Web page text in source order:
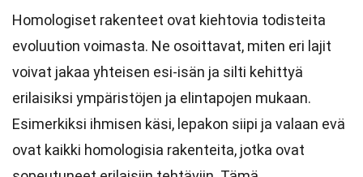
Homologiset rakenteet ovat kiehtovia todisteita
evoluution voimasta. Ne osoittavat, miten eri lajit
voivat jakaa yhteisen esi-isän ja silti kehittyä
erilaisiksi ympäristöjen ja elintapojen mukaan.
Esimerkiksi ihmisen käsi, lepakon siipi ja valaan evä
ovat kaikki homologisia rakenteita, jotka ovat